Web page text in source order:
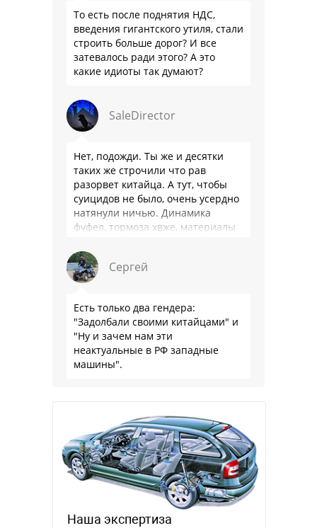
То есть после поднятия НДС,
введения гигантского утиля, стали
строить больше дорог? И все
затевалось ради этого? А это
какие идиоты так думают?
SaleDirector
Нет, подожди. Ты же и десятки
таких же строчили что рав
разорвет китайца. А тут, чтобы
суицидов не было, очень усердно
натянули ничью. Динамика
фуфел, тормоза хвже, материалы
Сергей
Есть только два гендера:
"Задолбали своими китайцами" и
"Ну и зачем нам эти
неактуальные в РФ западные
машины".
Наша экспертиза